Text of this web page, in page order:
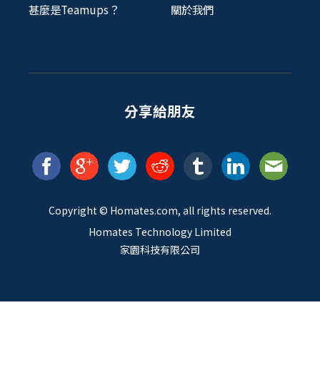
甚麼是Teamups？
關於我們
分享給朋友
Copyright © Homates.com, all rights reserved.
Homates Technology Limited
家園科技有限公司